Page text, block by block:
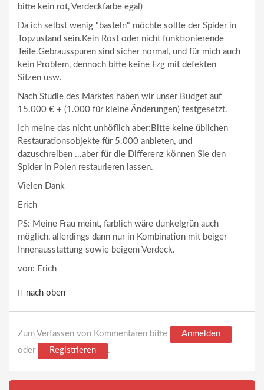
bitte kein rot, Verdeckfarbe egal)
Da ich selbst wenig "basteln" möchte sollte der Spider in
Topzustand sein.Kein Rost oder nicht funktionierende
Teile.Gebrausspuren sind sicher normal, und für mich auch
kein Problem, dennoch bitte keine Fzg mit defekten
Sitzen usw.
Nach Studie des Marktes haben wir unser Budget auf
15.000 € + (1.000 für kleine Änderungen) festgesetzt.
Ich meine das nicht unhöflich aber:Bitte keine üblichen
Restaurationsobjekte für 5.000 anbieten, und
dazuschreiben ...aber für die Differenz können Sie den
Spider in Polen restaurieren lassen.
Vielen Dank
Erich
PS: Meine Frau meint, farblich wäre dunkelgrün auch
möglich, allerdings dann nur in Kombination mit beiger
Innenausstattung sowie beigem Verdeck.
von: Erich
nach oben
Zum Verfassen von Kommentaren bitte
Anmelden
oder
Registrieren .